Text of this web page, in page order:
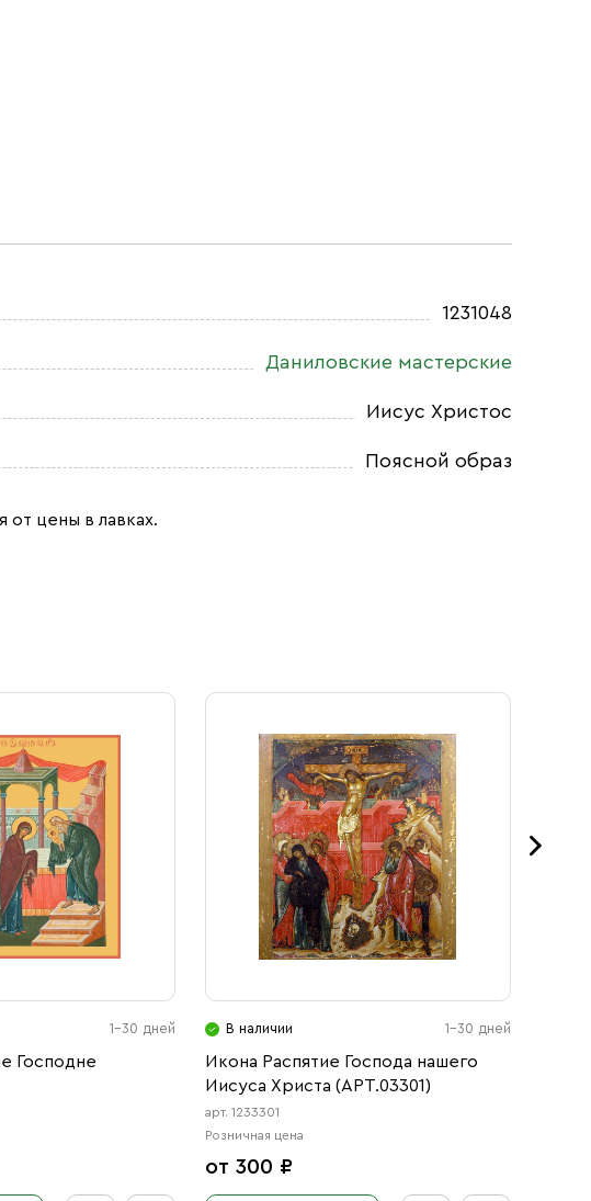
1231048
Даниловские мастерские
Иисус Христос
Поясной образ
от цены в лавках.
1-30 дней
Господне
В наличии 1-30 дней
Икона Распятие Господа нашего
Иисуса Христа (АРТ.03301)
арт. 1233301
Розничная цена
от 300 ₽